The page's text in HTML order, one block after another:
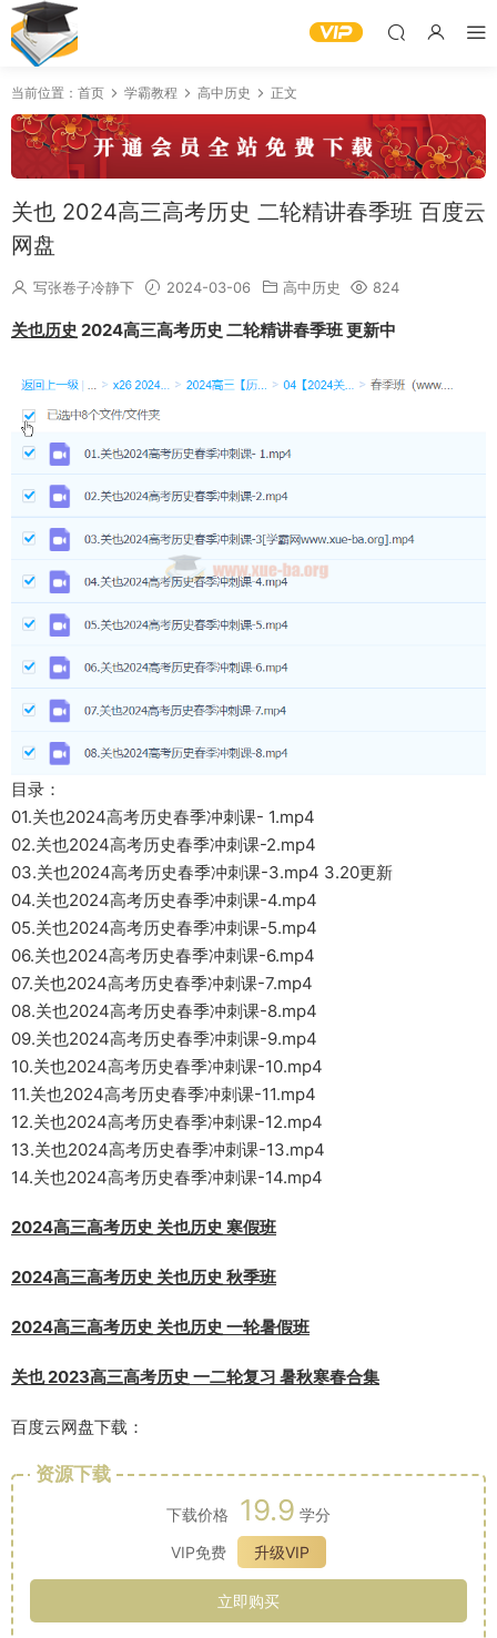
当前位置： 首页 学霸教程 高中历史 正文
关也 2024高三高考历史 二轮精讲春季班 百度云
网盘
写张卷子冷静下 2024-03-06 高中历史 824
关也历史 2024高三高考历史 二轮精讲春季班 更新中
目录：
01.关也2024高考历史春季冲刺课- 1.mp4
02.关也2024高考历史春季冲刺课-2.mp4
03.关也2024高考历史春季冲刺课-3.mp4 3.20更新
04.关也2024高考历史春季冲刺课-4.mp4
05.关也2024高考历史春季冲刺课-5.mp4
06.关也2024高考历史春季冲刺课-6.mp4
07.关也2024高考历史春季冲刺课-7.mp4
08.关也2024高考历史春季冲刺课-8.mp4
09.关也2024高考历史春季冲刺课-9.mp4
10.关也2024高考历史春季冲刺课-10.mp4
11.关也2024高考历史春季冲刺课-11.mp4
12.关也2024高考历史春季冲刺课-12.mp4
13.关也2024高考历史春季冲刺课-13.mp4
14.关也2024高考历史春季冲刺课-14.mp4
2024高三高考历史 关也历史 寒假班
2024高三高考历史 关也历史 秋季班
2024高三高考历史 关也历史 一轮暑假班
关也 2023高三高考历史 一二轮复习 暑秋寒春合集
百度云网盘下载：
资源下载
下载价格 19.9 学分
VIP免费
升级VIP
立即购买